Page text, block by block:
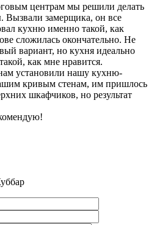
центрам мы решили делать
Вызвали замерщика, он все
кухню именно такой, как
сложилась окончательно. Не
вариант, но кухня идеально
как мне нравится.
установили нашу кухню-
кривым стенам, им пришлось
шкафчиков, но результат